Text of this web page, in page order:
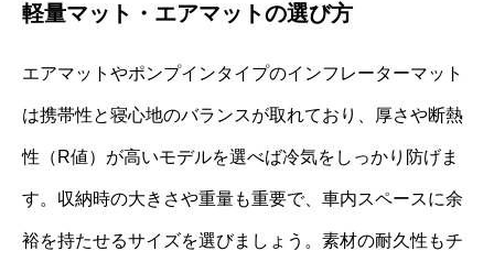
軽量マット・エアマットの選び方
エアマットやポンプインタイプのインフレーターマット
は携帯性と寝心地のバランスが取れており、厚さや断熱
性（R値）が高いモデルを選べば冷気をしっかり防げま
す。収納時の大きさや重量も重要で、車内スペースに余
裕を持たせるサイズを選びましょう。素材の耐久性もチ